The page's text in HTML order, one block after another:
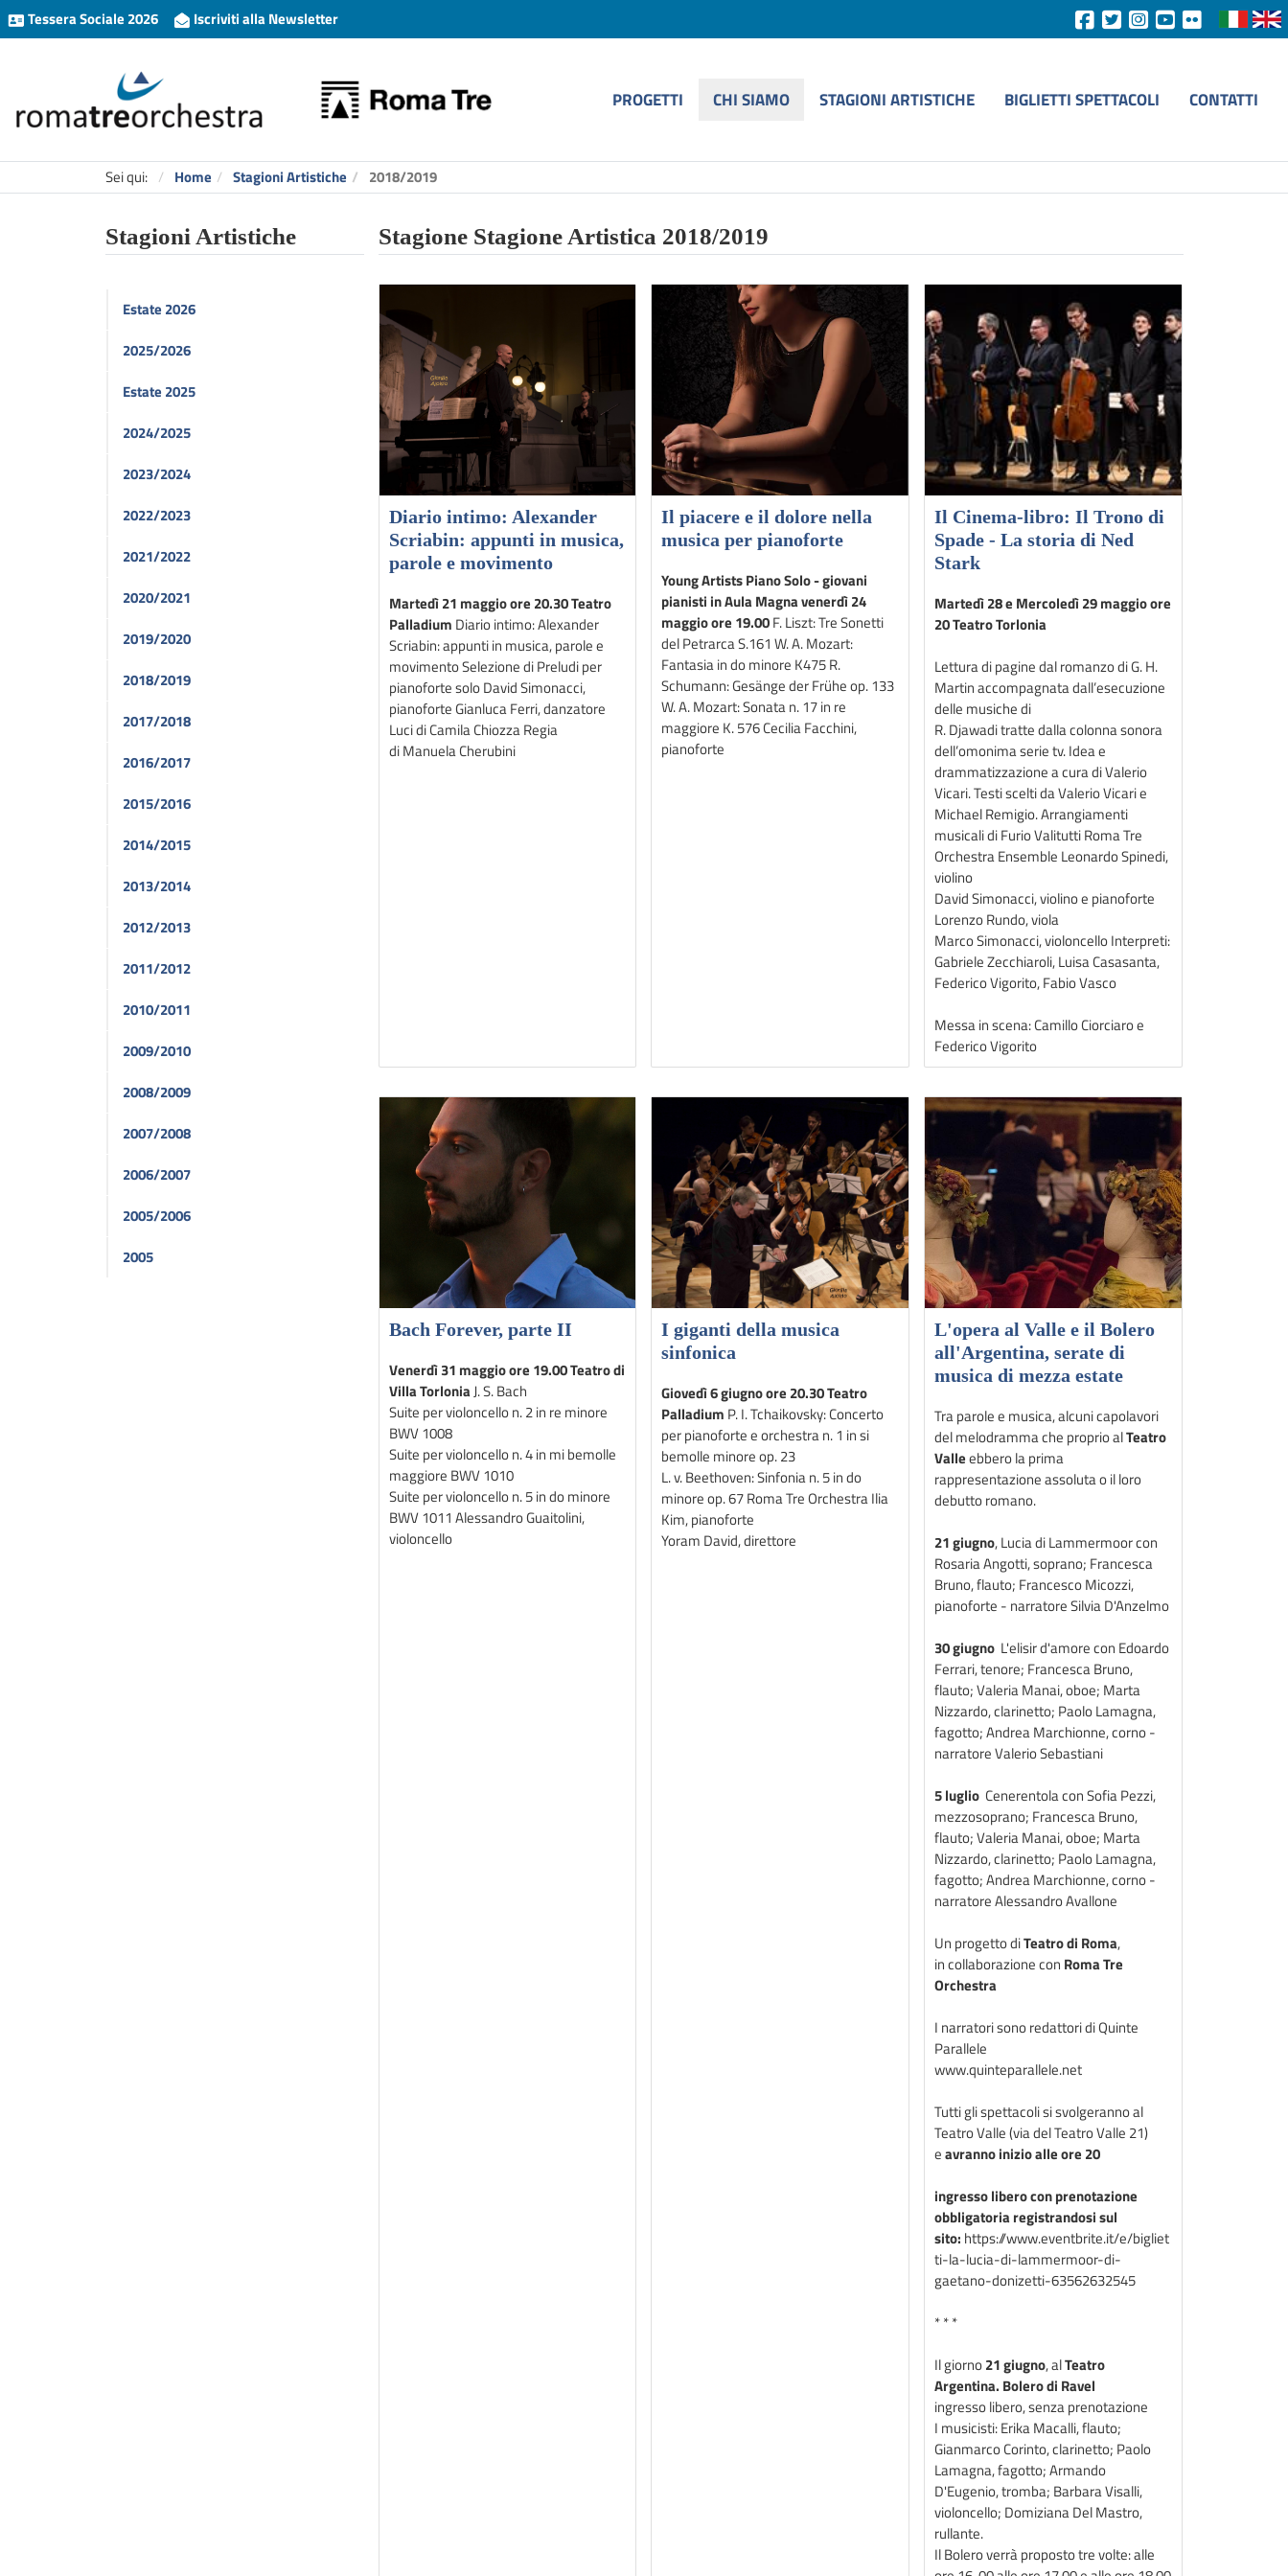
Tessera Sociale 2026 Iscriviti alla Newsletter
PROGETTI CHI SIAMO STAGIONI ARTISTICHE BIGLIETTI SPETTACOLI CONTATTI
Sei qui: Home Stagioni Artistiche 2018/2019
Stagioni Artistiche Stagione Stagione Artistica 2018/2019
Estate 2026
2025/2026
Estate 2025
2024/2025
2023/2024
2022/2023
2021/2022
2020/2021
2019/2020
2018/2019
2017/2018
2016/2017
2015/2016
2014/2015
2013/2014
2012/2013
2011/2012
2010/2011
2009/2010
2008/2009
2007/2008
2006/2007
2005/2006
2005
Diario intimo: Alexander
Scriabin: appunti in musica,
parole e movimento
Martedì 21 maggio ore 20.30 Teatro
Palladium Diario intimo: Alexander
Scriabin: appunti in musica, parole e
movimento Selezione di Preludi per
pianoforte solo David Simonacci,
pianoforte Gianluca Ferri, danzatore
Luci di Camila Chiozza Regia
di Manuela Cherubini
Il piacere e il dolore nella
musica per pianoforte
Young Artists Piano Solo - giovani
pianisti in Aula Magna venerdì 24
maggio ore 19.00F. Liszt: Tre Sonetti
del Petrarca S.161 W. A. Mozart:
Fantasia in do minore K475 R.
Schumann: Gesänge der Frühe op. 133
W. A. Mozart: Sonata n. 17 in re
maggiore K. 576 Cecilia Facchini,
pianoforte
Il Cinema-libro: Il Trono di
Spade - La storia di Ned
Stark
Martedì 28 e Mercoledì 29 maggio ore
20 Teatro Torlonia
Lettura di pagine dal romanzo di G. H.
Martin accompagnata dall’esecuzione
delle musiche di
R. Djawadi tratte dalla colonna sonora
dell’omonima serie tv. Idea e
drammatizzazione a cura di Valerio
Vicari. Testi scelti da Valerio Vicari e
Michael Remigio. Arrangiamenti
musicali di Furio Valitutti Roma Tre
Orchestra Ensemble Leonardo Spinedi,
violino
David Simonacci, violino e pianoforte
Lorenzo Rundo, viola
Marco Simonacci, violoncello Interpreti:
Gabriele Zecchiaroli, Luisa Casasanta,
Federico Vigorito, Fabio Vasco
Messa in scena: Camillo Ciorciaro e
Federico Vigorito
Bach Forever, parte II
Venerdì 31 maggio ore 19.00 Teatro di
Villa TorloniaJ. S. Bach
Suite per violoncello n. 2 in re minore
BWV 1008
Suite per violoncello n. 4 in mi bemolle
maggiore BWV 1010
Suite per violoncello n. 5 in do minore
BWV 1011 Alessandro Guaitolini,
violoncello
I giganti della musica
sinfonica
Giovedì 6 giugno ore 20.30 Teatro
Palladium P. I. Tchaikovsky: Concerto
per pianoforte e orchestra n. 1 in si
bemolle minore op. 23
L. v. Beethoven: Sinfonia n. 5 in do
minore op. 67 Roma Tre Orchestra Ilia
Kim, pianoforte
Yoram David, direttore
L'opera al Valle e il Bolero
all'Argentina, serate di
musica di mezza estate
Tra parole e musica, alcuni capolavori
del melodramma che proprio alTeatro
Valleebbero la prima
rappresentazione assoluta o il loro
debutto romano.
21 giugno, Lucia di Lammermoor con
Rosaria Angotti, soprano; Francesca
Bruno, flauto; Francesco Micozzi,
pianoforte - narratore Silvia D'Anzelmo
30 giugno L'elisir d'amore con Edoardo
Ferrari, tenore; Francesca Bruno,
flauto; Valeria Manai, oboe; Marta
Nizzardo, clarinetto; Paolo Lamagna,
fagotto; Andrea Marchionne, corno -
narratore Valerio Sebastiani
5 luglio Cenerentola con Sofia Pezzi,
mezzosoprano; Francesca Bruno,
flauto; Valeria Manai, oboe; Marta
Nizzardo, clarinetto; Paolo Lamagna,
fagotto; Andrea Marchionne, corno -
narratore Alessandro Avallone
Un progetto diTeatro di Roma,
in collaborazione con Roma Tre
Orchestra
I narratori sono redattori di Quinte
Parallele
www.quinteparallele.net
Tutti gli spettacoli si svolgeranno al
Teatro Valle (via del Teatro Valle 21)
eavranno inizio alle ore 20
ingresso libero con prenotazione
obbligatoria registrandosi sul
sito: https://www.eventbrite.it/e/bigliet
ti-la-lucia-di-lammermoor-di-
gaetano-donizetti-63562632545
* * *
Il giorno21 giugno, alTeatro
Argentina. Bolero di Ravel
ingresso libero, senza prenotazione
I musicisti: Erika Macalli, flauto;
Gianmarco Corinto, clarinetto; Paolo
Lamagna, fagotto; Armando
D'Eugenio, tromba; Barbara Visalli,
violoncello; Domiziana Del Mastro,
rullante.
Il Bolero verrà proposto tre volte: alle